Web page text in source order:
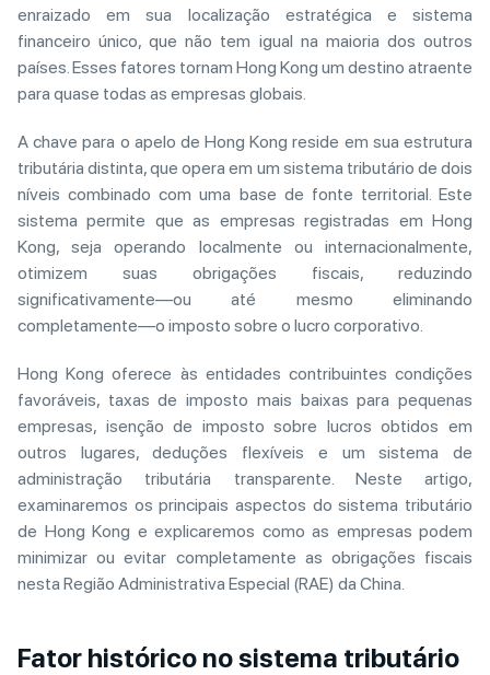
enraizado em sua localização estratégica e sistema
financeiro único, que não tem igual na maioria dos outros
países. Esses fatores tornam Hong Kong um destino atraente
para quase todas as empresas globais.
A chave para o apelo de Hong Kong reside em sua estrutura
tributária distinta, que opera em um sistema tributário de dois
níveis combinado com uma base de fonte territorial. Este
sistema permite que as empresas registradas em Hong
Kong, seja operando localmente ou internacionalmente,
otimizem suas obrigações fiscais, reduzindo
significativamente—ou até mesmo eliminando
completamente—o imposto sobre o lucro corporativo.
Hong Kong oferece às entidades contribuintes condições
favoráveis, taxas de imposto mais baixas para pequenas
empresas, isenção de imposto sobre lucros obtidos em
outros lugares, deduções flexíveis e um sistema de
administração tributária transparente. Neste artigo,
examinaremos os principais aspectos do sistema tributário
de Hong Kong e explicaremos como as empresas podem
minimizar ou evitar completamente as obrigações fiscais
nesta Região Administrativa Especial (RAE) da China.
Fator histórico no sistema tributário